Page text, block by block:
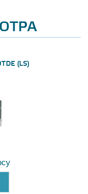
(LS)